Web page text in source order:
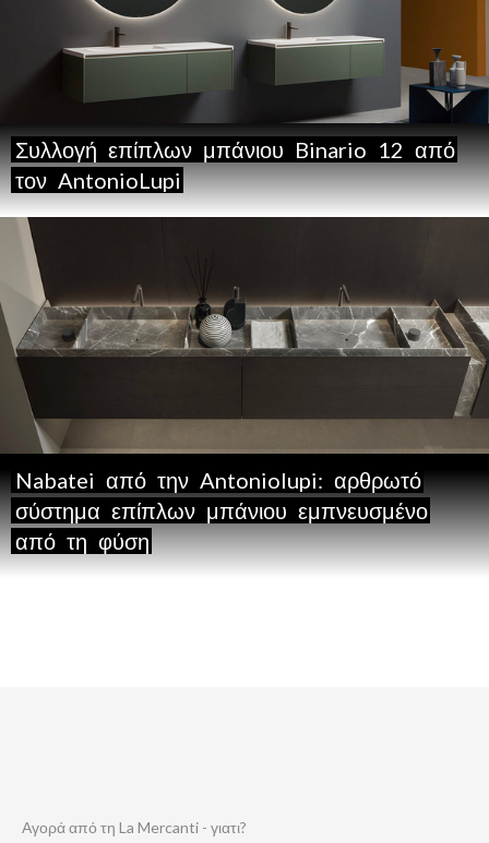
Συλλογή επίπλων μπάνιου Binario 12 από
τον AntonioLupi
Nabatei από την Antoniolupi: αρθρωτό
σύστημα επίπλων μπάνιου εμπνευσμένο
από τη φύση
Αγορά από τη La Mercanti - γιατι?